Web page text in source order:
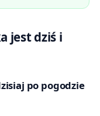
jest dziś i
po pogodzie